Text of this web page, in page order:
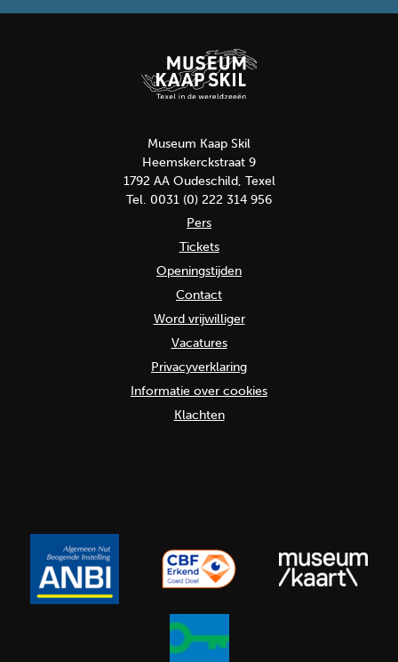
Museum Kaap Skil
Heemskerckstraat 9
1792 AA Oudeschild, Texel
Tel. 0031 (0) 222 314 956
Pers
Tickets
Openingstijden
Contact
Word vrijwilliger
Vacatures
Privacyverklaring
Informatie over cookies
Klachten